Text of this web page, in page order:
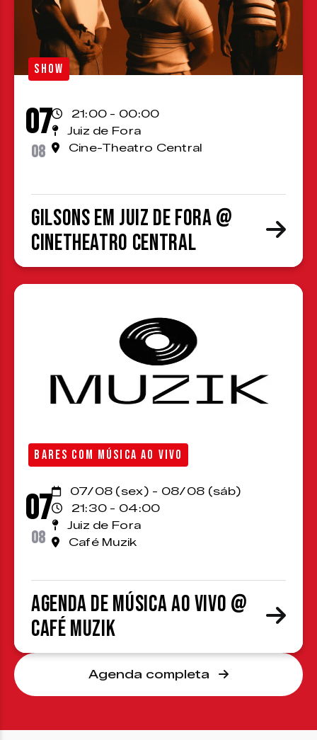
SHOW
07
08
21:00 - 00:00
Juiz de Fora
Cine-Theatro Central
Gilsons em Juiz de Fora @
CineTheatro Central
BARES COM MÚSICA AO VIVO
07
08
07/08 (sex) - 08/08 (sáb)
21:30 - 04:00
Juiz de Fora
Café Muzik
Agenda de Música ao Vivo @
Café Muzik
Agenda completa